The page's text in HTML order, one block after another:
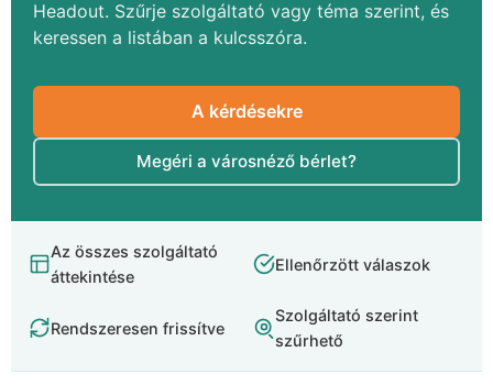
Headout. Szűrje szolgáltató vagy téma szerint, és
keressen a listában a kulcsszóra.
A kérdésekre
Megéri a városnéző bérlet?
Az összes szolgáltató
áttekintése
Ellenőrzött válaszok
Rendszeresen frissítve
Szolgáltató szerint
szűrhető